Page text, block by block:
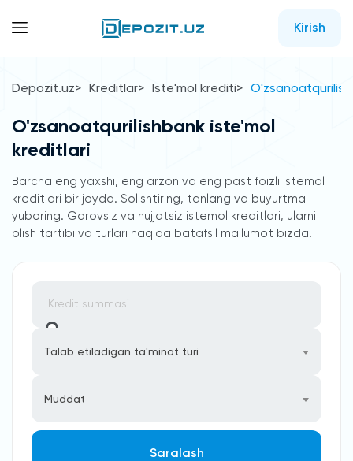
Kirish
Depozit.uz Kreditlar Iste'mol krediti
O'zsanoatqurilishbank iste'mol
kreditlari
Barcha eng yaxshi, eng arzon va eng past foizli istemol
kreditlari bir joyda. Solishtiring, tanlang va buyurtma
yuboring. Garovsiz va hujjatsiz istemol kreditlari, ularni
olish tartibi va turlari haqida batafsil ma'lumot bizda.
Talab etiladigan ta'minot turi
Muddat
Saralash